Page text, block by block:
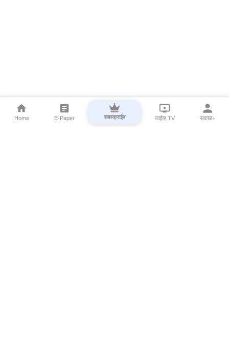
Home E-Paper सबस्क्राईब लाईव्ह TV सकाळ+